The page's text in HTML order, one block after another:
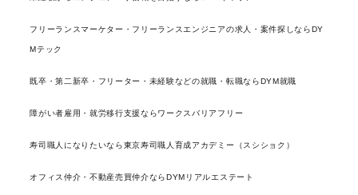
フリーランスマーケター・フリーランスエンジニアの求人・案件探しならDY
Mテック
既卒・第二新卒・フリーター・未経験などの就職・転職ならDYM就職
障がい者雇用・就労移行支援ならワークスバリアフリー
寿司職人になりたいなら東京寿司職人育成アカデミー（スシショク）
オフィス仲介・不動産売買仲介ならDYMリアルエステート